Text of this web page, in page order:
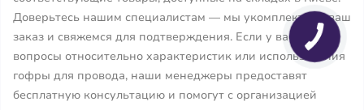
Доверьтесь нашим специалистам — мы укомплектуем ваш
заказ и свяжемся для подтверждения. Если у вас есть
вопросы относительно характеристик или использования
гофры для провода, наши менеджеры предоставят
бесплатную консультацию и помогут с организацией